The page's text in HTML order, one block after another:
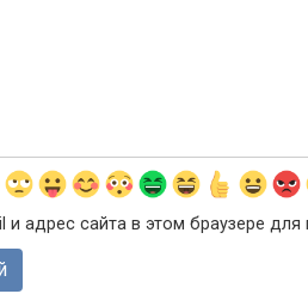
и адрес сайта в этом браузере